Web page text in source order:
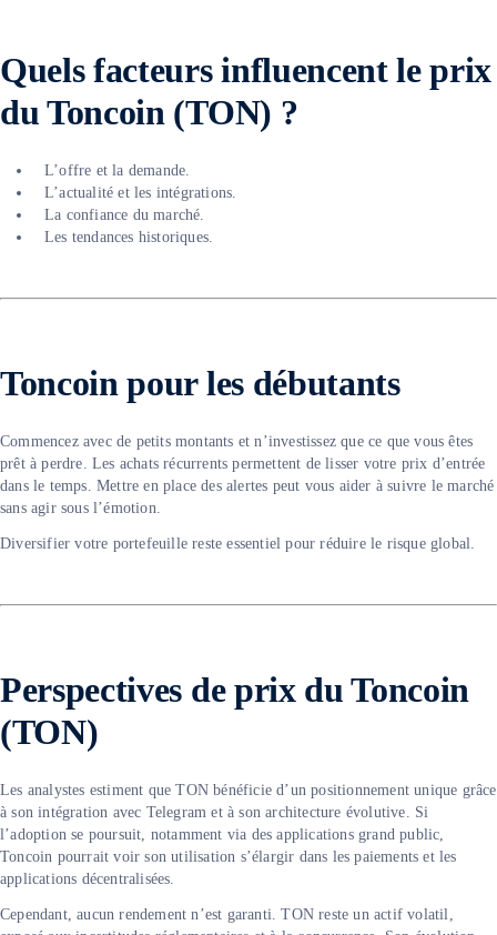
Quels facteurs influencent le prix
du Toncoin (TON) ?
L’offre et la demande.
L’actualité et les intégrations.
La confiance du marché.
Les tendances historiques.
Toncoin pour les débutants
Commencez avec de petits montants et n’investissez que ce que vous êtes
prêt à perdre. Les achats récurrents permettent de lisser votre prix d’entrée
dans le temps. Mettre en place des alertes peut vous aider à suivre le marché
sans agir sous l’émotion.
Diversifier votre portefeuille reste essentiel pour réduire le risque global.
Perspectives de prix du Toncoin
(TON)
Les analystes estiment que TON bénéficie d’un positionnement unique grâce
à son intégration avec Telegram et à son architecture évolutive. Si
l’adoption se poursuit, notamment via des applications grand public,
Toncoin pourrait voir son utilisation s’élargir dans les paiements et les
applications décentralisées.
Cependant, aucun rendement n’est garanti. TON reste un actif volatil,